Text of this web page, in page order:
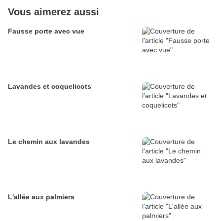
Vous aimerez aussi
Fausse porte avec vue
Lavandes et coquelicots
Le chemin aux lavandes
L'allée aux palmiers